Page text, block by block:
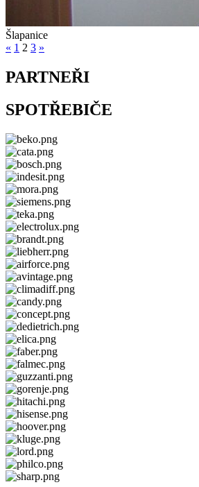
Šlapanice
« 1 2 3 »
PARTNEŘI
SPOTŘEBIČE